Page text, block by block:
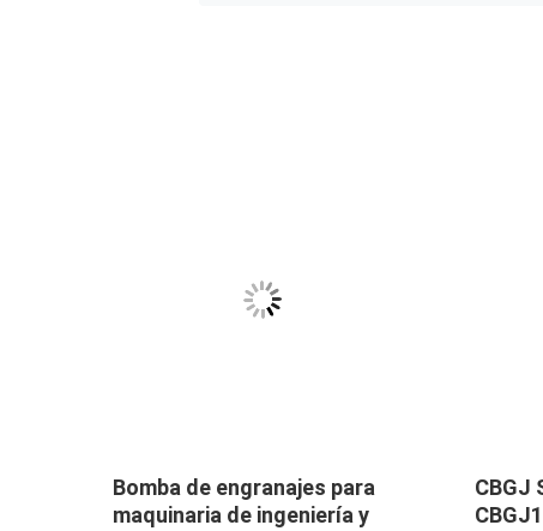
Bomba de engranajes para
maquinaria de ingeniería y
CBGJ